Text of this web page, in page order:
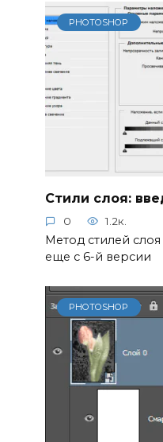
PHOTOSHOP
Стили слоя:
0 1.2к.
Метод стилей
еще с 6-й версии
PHOTOSHOP